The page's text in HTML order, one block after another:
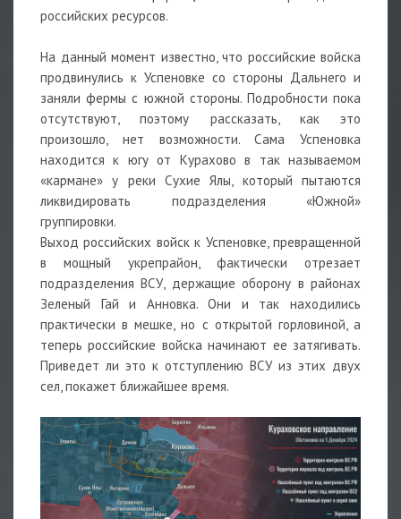
российских ресурсов.
На данный момент известно, что российские войска
продвинулись к Успеновке со стороны Дальнего и
заняли фермы с южной стороны. Подробности пока
отсутствуют, поэтому рассказать, как это
произошло, нет возможности. Сама Успеновка
находится к югу от Курахово в так называемом
«кармане» у реки Сухие Ялы, который пытаются
ликвидировать подразделения «Южной»
группировки.
Выход российских войск к Успеновке, превращенной
в мощный укрепрайон, фактически отрезает
подразделения ВСУ, держащие оборону в районах
Зеленый Гай и Анновка. Они и так находились
практически в мешке, но с открытой горловиной, а
теперь российские войска начинают ее затягивать.
Приведет ли это к отступлению ВСУ из этих двух
сел, покажет ближайшее время.